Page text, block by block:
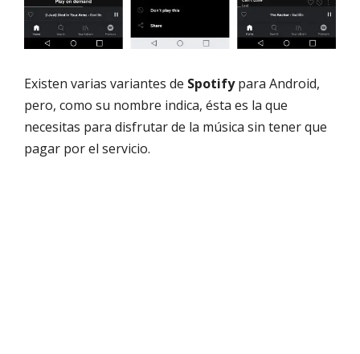
Existen varias variantes de Spotifypara Android,
pero, como su nombre indica, ésta es la que
necesitas para disfrutar de la música sin tener que
pagar por el servicio.